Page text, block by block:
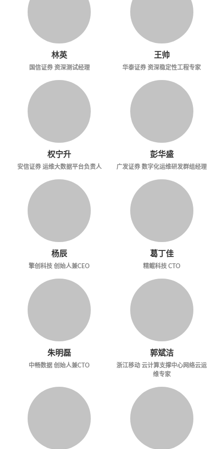
林英
国信证券 资深测试经理
王帅
华泰证券 资深稳定性工程专家
权宁升
安信证券 运维大数据平台负责人
彭华盛
广发证券 数字化运维研发群组经理
杨辰
擎创科技 创始人兼CEO
葛丁佳
精鲲科技 CTO
朱明磊
中畅数据 创始人兼CTO
郭斌洁
浙江移动 云计算支撑中心网络云运
维专家